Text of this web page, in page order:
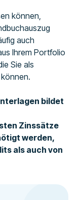
können,
auch
Ihrem Portfolio
Sie als
bildet
Zinssätze
werden,
als auch von